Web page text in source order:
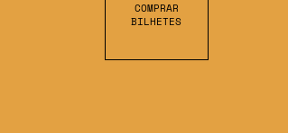
COMPRAR
BILHETES